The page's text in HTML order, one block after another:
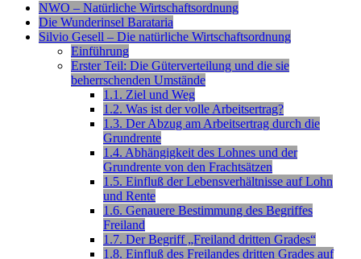
NWO – Natürliche Wirtschaftsordnung
Die Wunderinsel Barataria
Silvio Gesell – Die natürliche Wirtschaftsordnung
Einführung
Erster Teil: Die Güterverteilung und die sie
beherrschenden Umstände
1.1. Ziel und Weg
1.2. Was ist der volle Arbeitsertrag?
1.3. Der Abzug am Arbeitsertrag durch die
Grundrente
1.4. Abhängigkeit des Lohnes und der
Grundrente von den Frachtsätzen
1.5. Einfluß der Lebensverhältnisse auf Lohn
und Rente
1.6. Genauere Bestimmung des Begriffes
Freiland
1.7. Der Begriff „Freiland dritten Grades“
1.8. Einfluß des Freilandes dritten Grades auf